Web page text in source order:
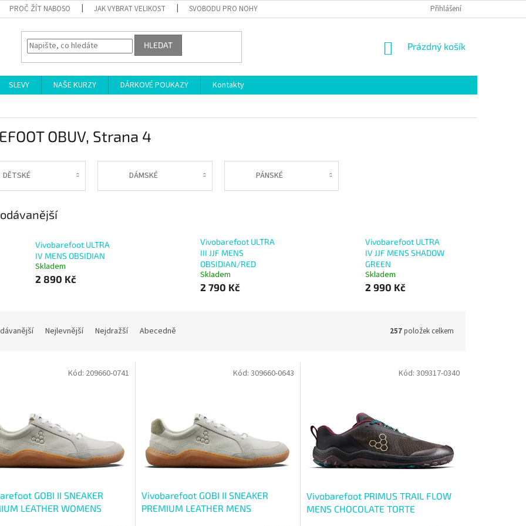
PROČ ŽÍT NABOSO JAK VYBRAT VELIKOST SVOBODU PRO NOHY OBCHODNÍ PODMÍNKY
Přihlášení
HLEDAT
NÁKUPNÍ
Prázdný košík
SLEVY NAŠE KURZY DÁRKOVÉ POUKAZY
Kontakty
OBUV, Strana 4
DĚTSKÉ DÁMSKÉ PÁNSKÉ
Vivobarefoot ULTRA
IV MENS OBSIDIAN
Skladem
2 890 Kč
Vivobarefoot ULTRA
III JJF MENS
OBSIDIAN/RED
Skladem
2 790 Kč
Vivobarefoot ULTRA
IV JJF MENS SHADOW
GREEN
Skladem
2 990 Kč
Nejlevnější Nejdražší Abecedně 257položek celkem
GOBI II SNEAKER
LEATHER WOMENS
Kód: 209660-0741
Vivobarefoot GOBI II SNEAKER
PREMIUM LEATHER MENS
Kód: 309660-0643
Vivobarefoot PRIMUS TRAIL FLOW
MENS CHOCOLATE TORTE
Kód: 309317-0340